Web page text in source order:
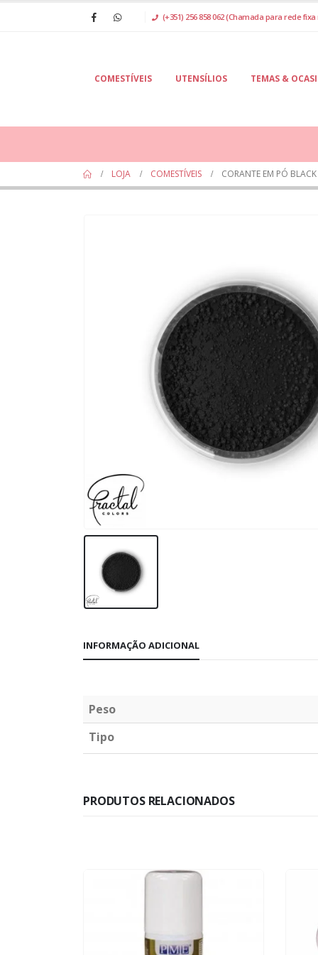
(+351) 256 858 062 (Chamada para rede
COMESTÍVEIS UTENSÍLIOS TEMAS &
LOJA COMESTÍVEIS CORANTE EM PÓ
INFORMAÇÃO ADICIONAL
Peso
Tipo
PRODUTOS RELACIONADOS